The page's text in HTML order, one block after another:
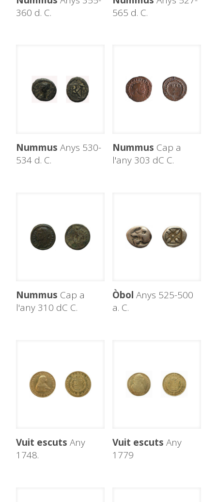
360 d. C.
565 d. C.
Nummus Anys 530-
534 d. C.
Nummus Cap a
l'any 303 dC C.
Nummus Cap a
l'any 310 dC C.
Òbol Anys 525-500
a. C.
Vuit escuts Any
1748.
Vuit escuts Any
1779